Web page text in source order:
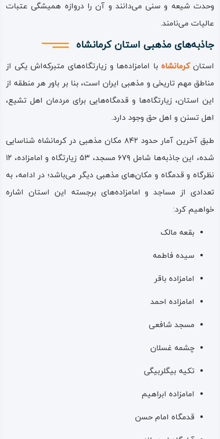
وحدت شیعه و سنی می‌دانند و آن را دروازه‌ همیشگی‌ عتبات‌
عالیات می‌نامند.
جاذبه‌های مذهبی استان کرمانشاه
استانکرمانشاهبا امامزاده‌ها و زیارتگاه‌های متبرکه‌اش یکی از
مناطق مهم تاریخی و مذهبی ایران است، بنا بر باور هر منطقه از
این استان، زیارتگاه‌ها و قدمگاه‌هایی برای مردمان اهل تشیع،
اهل تسنن و اهل حق وجود دارد.
طبق آخرین آمار حدود ۸۴۲ مکان مذهبی در کرمانشاه شناسایی
شده، این جاذبه‌ها شامل ۶۷۹ مسجد، ۵۳ زیارتگاه و امامزاده، ۱۲
نظرگاه و قدمگاه و مکان‌های مذهبی دیگر می‌باشد؛ در ادامه، به
تعدادی از مساجد و امامزاده‌های برجسته این استان اشاره
خواهیم کرد:
بقعه مالک
سیده فاطمه
امامزاده باقر
امامزاده احمد
مسجد شافعی
چشمه غسلان
تکیه بیگلربیگی
امامزاده ابراهیم
قدمگاه امام حسن